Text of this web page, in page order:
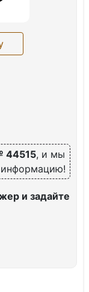
44515, и мы
и задайте